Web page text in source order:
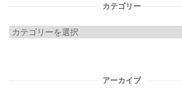
カテゴリー
カ
アーカイブ